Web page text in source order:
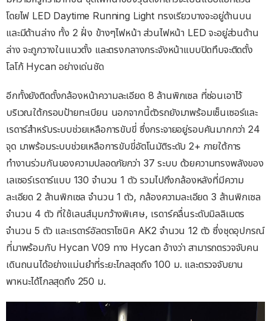
โดยไฟ LED Daytime Running Light ทรงเรียวบางจะอยู่ด้านบน
และมีด้านล่าง ทั้ง 2 ฝั่ง ข้างๆไฟหน้า ส่วนไฟหน้า LED จะอยู่ส่วนด้าน
ล่าง จะถูกวางในแนวตั้ง และตรงกลางกระจังหน้าแบบปิดทึบจะติดตั้ง
โลโก้ Hycan อย่างเด่นชัด
อีกทั้งยังติดตั้งกล้องหน้าความละเอียด 8 ล้านพิกเซล ที่ซ่อนเอาไว้
บริเวณใต้กรอบป้ายทะเบียน นอกจากนี้ตัวรถยังมาพร้อมเซ็นเซอร์และ
เรดาร์สำหรับระบบช่วยเหลือการขับขี่ ซึ่งกระจายอยู่รอบคันมากกว่า 24
จุด มาพร้อมระบบช่วยเหลือการขับขี่อัตโนมัติระดับ 2+ ภายใต้การ
ทำงานร่วมกันของความปลอดภัยกว่า 37 ระบบ ด้วยความทรงพลังของ
เลเซอร์เรดาร์แบบ 130 จำนวน 1 ตัว รวมไปถึงกล้องหลังที่มีความ
ละเอียด 2 ล้านพิกเซล จำนวน 1 ตัว, กล้องความละเอียด 3 ล้านพิกเซล
จำนวน 4 ตัว ที่ใช้เลนส์มุมกว้างพิเศษ, เรดาร์คลื่นระดับมิลลิเมตร
จำนวน 5 ตัว และเรดาร์อัลตราโซนิค AK2 จำนวน 12 ตัว ซึ่งชุดอุปกรณ์
ที่มาพร้อมกับ Hycan V09 ทาง Hycan อ้างว่า สามารถตรวจจับคน
เดินถนนได้อย่างแม่นยำที่ระยะไกลสุดถึง 100 ม. และตรวจจับยาน
พาหนะได้ไกลสุดถึง 250 ม.